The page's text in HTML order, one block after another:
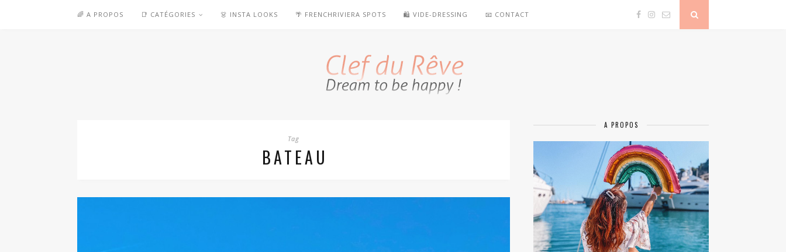
🌈 A PROPOS 📑 CATÉGORIES 👗 INSTA LOOKS 🌴 FRENCHRIVIERA SPOTS 🛍️ VIDE-DRESSING 📧 CONTACT
Tag
BATEAU
A PROPOS